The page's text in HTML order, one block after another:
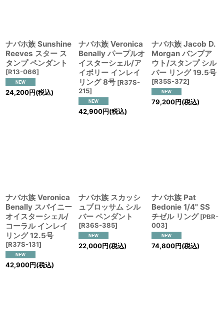
ナバホ族 Sunshine
Reeves スター ス
タンプ ペンダント
[R13-066]
24,200円(税込)
ナバホ族 Veronica
Benally パープルオ
イスターシェル/ア
イボリー インレイ
リング 8号 [R37S-
215]
42,900円(税込)
ナバホ族 Jacob D.
Morgan バンプア
ウト/スタンプ シル
バー リング 19.5号
[R35S-372]
79,200円(税込)
ナバホ族 Veronica
Benally スパイニー
オイスターシェル/
コーラル インレイ
リング 12.5号
[R37S-131]
42,900円(税込)
ナバホ族 スカッシ
ュブロッサム シル
バー ペンダント
[R36S-385]
22,000円(税込)
ナバホ族 Pat
Bedonie 1/4" SS
チゼル リング [PBR-
003]
74,800円(税込)